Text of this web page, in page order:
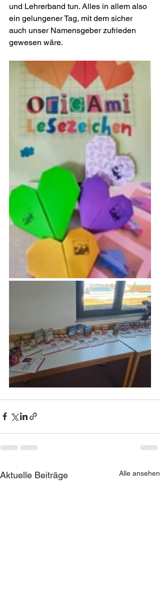
und Lehrerband tun. Alles in allem also
ein gelungener Tag, mit dem sicher
auch unser Namensgeber zufrieden
gewesen wäre.
Aktuelle Beiträge Alle ansehen